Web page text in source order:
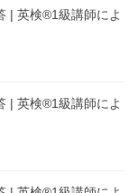
| 英検®1級講師によ
| 英検®1級講師によ